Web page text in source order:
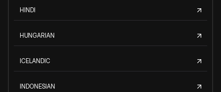
HINDI
HUNGARIAN
ICELANDIC
INDONESIAN